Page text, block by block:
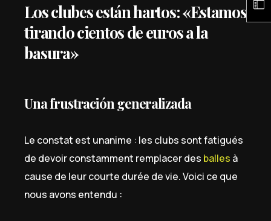
Los clubes están hartos: «Estamos
tirando cientos de euros a la
basura»
Una frustración generalizada
Le constat est unanime : les clubs sont fatigués
de devoir constamment remplacer des balles à
cause de leur courte durée de vie. Voici ce que
nous avons entendu :